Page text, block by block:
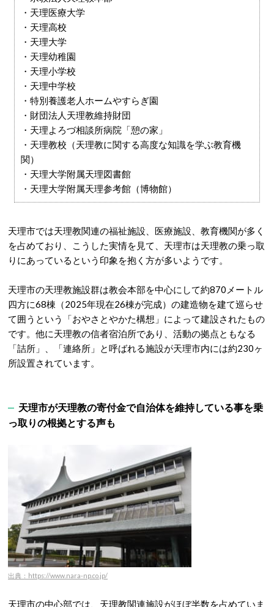
・天理医療大学
・天理高校
・天理大学
・天理幼稚園
・天理小学校
・天理中学校
・特別養護老人ホームやすらぎ園
・財団法人天理教維持財団
・天理よろづ相談所病院「憩の家」
・天理教校（天理教に関する高度な知識を学ぶ教育機
関）
・天理大学附属天理図書館
・天理大学附属天理参考館（博物館）
天理市では天理教関連の福祉施設、医療施設、教育機関が多く
を占めており、こうした実情を見て、天理市は天理教の乗っ取
りにあっているという印象を抱く方が多いようです。
天理市の天理教施設群は教会本部を中心にして約870メートル
四方に68棟（2025年現在26棟が完成）の建造物を建て巡らせ
て囲うという「おやさとやかた構想」によって建設されたもの
です。他に天理教の信者宿泊所であり、活動の拠点ともなる
「詰所」、「連絡所」と呼ばれる施設が天理市内には約230ヶ
所設置されています。
天理市が天理教の寄付金で自治体を維持している事を乗
っ取りの根拠とする声も
出典：https://www.nara-np.co.jp/
天理市の中心部では、天理教関連施設がほぼ半数を占めていま